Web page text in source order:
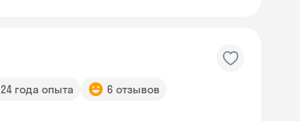
24 года опыта 6 отзывов